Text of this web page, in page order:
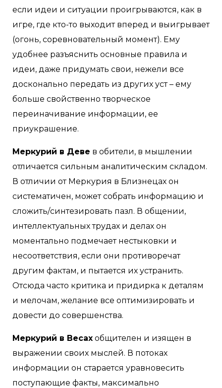
если идеи и ситуации проигрываются, как в
игре, где кто-то выходит вперед и выигрывает
(огонь, соревновательный момент). Ему
удобнее разъяснить основные правила и
идеи, даже придумать свои, нежели все
досконально передать из других уст – ему
больше свойственно творческое
переиначивание информации, ее
приукрашение.
Меркурий в Деве в обители, в мышлении
отличается сильным аналитическим складом.
В отличии от Меркурия в Близнецах он
систематичен, может собрать информацию и
сложить/синтезировать пазл. В общении,
интеллектуальных трудах и делах он
моментально подмечает нестыковки и
несоответствия, если они противоречат
другим фактам, и пытается их устранить.
Отсюда часто критика и придирка к деталям
и мелочам, желание все оптимизировать и
довести до совершенства.
Меркурий в Весах общителен и изящен в
выражении своих мыслей. В потоках
информации он старается уравновесить
поступающие факты, максимально